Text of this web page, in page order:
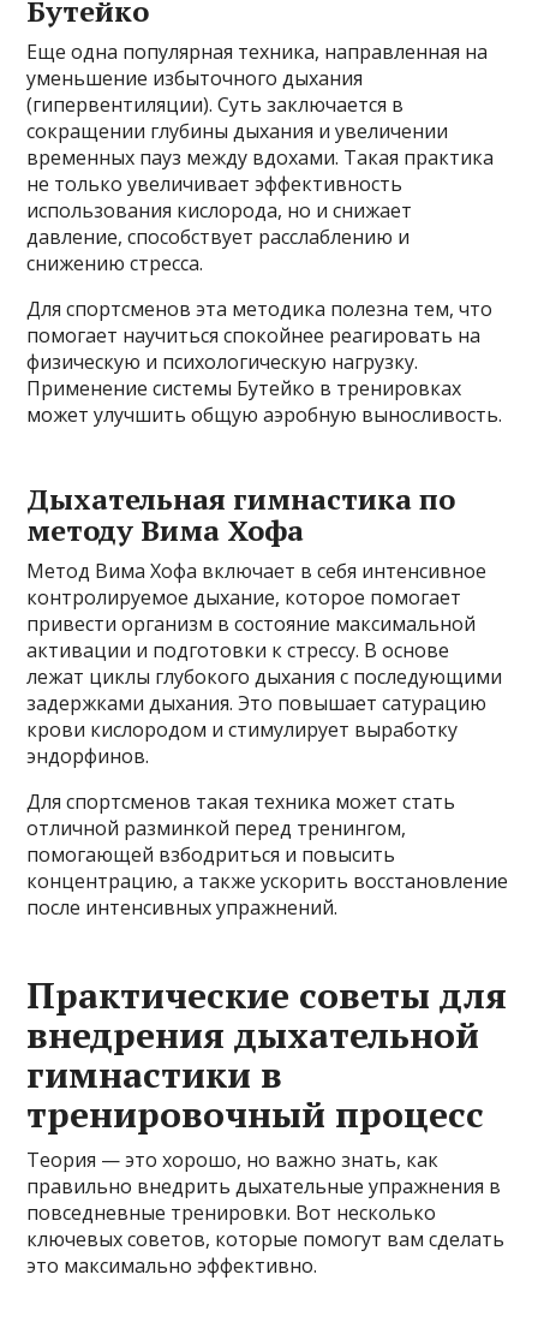
Бутейко
Еще одна популярная техника, направленная на
уменьшение избыточного дыхания
(гипервентиляции). Суть заключается в
сокращении глубины дыхания и увеличении
временных пауз между вдохами. Такая практика
не только увеличивает эффективность
использования кислорода, но и снижает
давление, способствует расслаблению и
снижению стресса.
Для спортсменов эта методика полезна тем, что
помогает научиться спокойнее реагировать на
физическую и психологическую нагрузку.
Применение системы Бутейко в тренировках
может улучшить общую аэробную выносливость.
Дыхательная гимнастика по
методу Вима Хофа
Метод Вима Хофа включает в себя интенсивное
контролируемое дыхание, которое помогает
привести организм в состояние максимальной
активации и подготовки к стрессу. В основе
лежат циклы глубокого дыхания с последующими
задержками дыхания. Это повышает сатурацию
крови кислородом и стимулирует выработку
эндорфинов.
Для спортсменов такая техника может стать
отличной разминкой перед тренингом,
помогающей взбодриться и повысить
концентрацию, а также ускорить восстановление
после интенсивных упражнений.
Практические советы для
внедрения дыхательной
гимнастики в
тренировочный процесс
Теория — это хорошо, но важно знать, как
правильно внедрить дыхательные упражнения в
повседневные тренировки. Вот несколько
ключевых советов, которые помогут вам сделать
это максимально эффективно.